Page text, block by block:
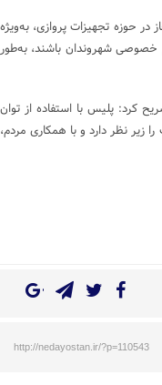
حوزه تجهیزات پروازی، به‌ویژه
شهروندان باشند، به‌طور
کرد: پلیس با استفاده از توان
نظر دارد و با همکاری مردم،
http://nedayostan.ir/?p=110543